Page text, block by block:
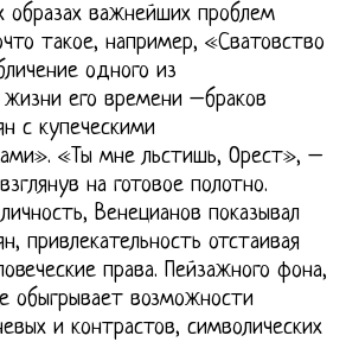
образах важнейших проблем
такое, например, «Сватовство
одного из
жизни его времени –браков
с купеческими
«Ты мне льстишь, Орест», –
на готовое полотно.
Венецианов показывал
привлекательность отстаивая
права. Пейзажного фона,
обыгрывает возможности
и контрастов, символических